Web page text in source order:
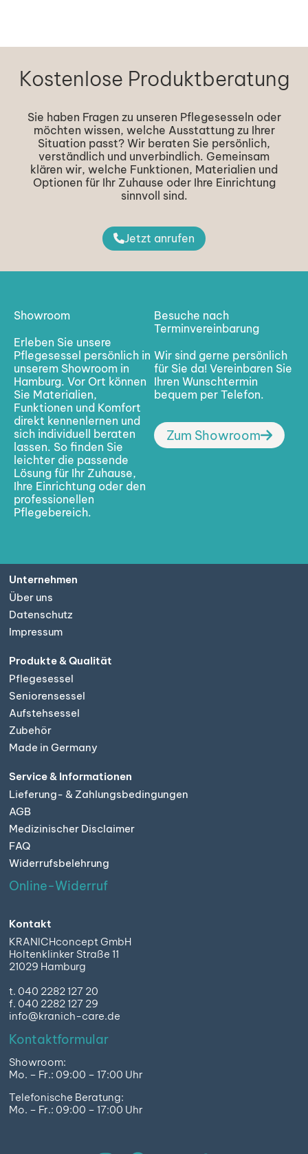
Kostenlose Produktberatung
Sie haben Fragen zu unseren Pflegesesseln oder
möchten wissen, welche Ausstattung zu Ihrer
Situation passt? Wir beraten Sie persönlich,
verständlich und unverbindlich. Gemeinsam
klären wir, welche Funktionen, Materialien und
Optionen für Ihr Zuhause oder Ihre Einrichtung
sinnvoll sind.
Jetzt anrufen
Showroom
Erleben Sie unsere
Pflegesessel persönlich in
unserem Showroom in
Hamburg. Vor Ort können
Sie Materialien,
Funktionen und Komfort
direkt kennenlernen und
sich individuell beraten
lassen. So finden Sie
leichter die passende
Lösung für Ihr Zuhause,
Ihre Einrichtung oder den
professionellen
Pflegebereich.
Besuche nach
Terminvereinbarung
Wir sind gerne persönlich
für Sie da! Vereinbaren Sie
Ihren Wunschtermin
bequem per Telefon.
Zum Showroom
Unternehmen
Über uns
Datenschutz
Impressum
Produkte & Qualität
Pflegesessel
Seniorensessel
Aufstehsessel
Zubehör
Made in Germany
Service & Informationen
Lieferung- & Zahlungsbedingungen
AGB
Medizinischer Disclaimer
FAQ
Widerrufsbelehrung
Online-Widerruf
Kontakt
KRANICHconcept GmbH
Holtenklinker Straße 11
21029 Hamburg
t. 040 2282 127 20
f. 040 2282 127 29
info@kranich-care.de
Kontaktformular
Showroom:
Mo. – Fr.: 09:00 – 17:00 Uhr
Telefonische Beratung:
Mo. – Fr.: 09:00 – 17:00 Uhr